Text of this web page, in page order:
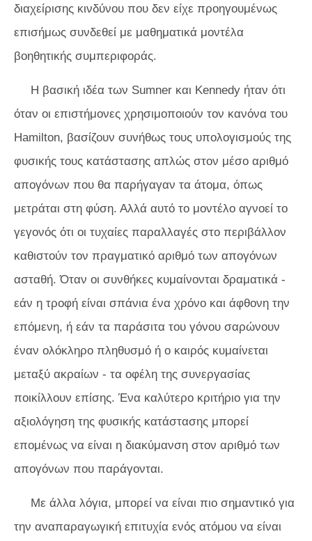
διαχείρισης κινδύνου που δεν είχε προηγουμένως
επισήμως συνδεθεί με μαθηματικά μοντέλα
βοηθητικής συμπεριφοράς.
Η βασική ιδέα των Sumner και Kennedy ήταν ότι
όταν οι επιστήμονες χρησιμοποιούν τον κανόνα του
Hamilton, βασίζουν συνήθως τους υπολογισμούς της
φυσικής τους κατάστασης απλώς στον μέσο αριθμό
απογόνων που θα παρήγαγαν τα άτομα, όπως
μετράται στη φύση. Αλλά αυτό το μοντέλο αγνοεί το
γεγονός ότι οι τυχαίες παραλλαγές στο περιβάλλον
καθιστούν τον πραγματικό αριθμό των απογόνων
ασταθή. Όταν οι συνθήκες κυμαίνονται δραματικά -
εάν η τροφή είναι σπάνια ένα χρόνο και άφθονη την
επόμενη, ή εάν τα παράσιτα του γόνου σαρώνουν
έναν ολόκληρο πληθυσμό ή ο καιρός κυμαίνεται
μεταξύ ακραίων - τα οφέλη της συνεργασίας
ποικίλλουν επίσης. Ένα καλύτερο κριτήριο για την
αξιολόγηση της φυσικής κατάστασης μπορεί
επομένως να είναι η διακύμανση στον αριθμό των
απογόνων που παράγονται.
Με άλλα λόγια, μπορεί να είναι πιο σημαντικό για
την αναπαραγωγική επιτυχία ενός ατόμου να είναι